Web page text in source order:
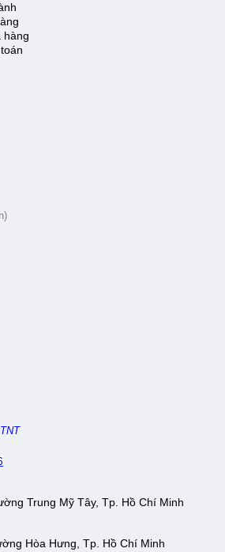
hàng
Trung Mỹ Tây, Tp. Hồ Chí Minh
Hòa Hưng, Tp. Hồ Chí Minh